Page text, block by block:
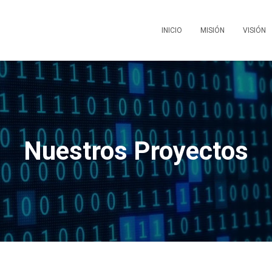
INICIO MISIÓN VISIÓN
Nuestros Proyectos